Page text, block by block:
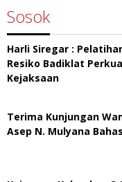
Sosok
Harli Siregar :
Resiko Badiklat
Kejaksaan
Terima Kunjungan
Asep N. Mulyana